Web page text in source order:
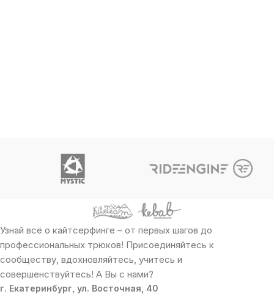
Узнай всё о кайтсерфинге – от первых шагов до
профессиональных трюков! Присоединяйтесь к
сообществу, вдохновляйтесь, учитесь и
совершенствуйтесь! А Вы с нами?
г. Екатеринбург, ул. Восточная, 40